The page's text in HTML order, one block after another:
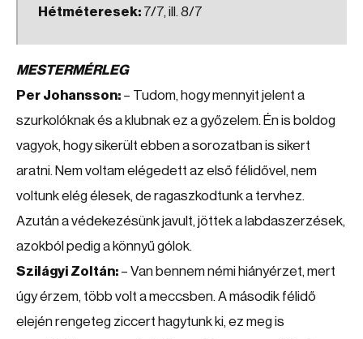
Hétméteresek: 7/7, ill. 8/7
MESTERMÉRLEG
Per Johansson: – Tudom, hogy mennyit jelent a
szurkolóknak és a klubnak ez a győzelem. Én is boldog
vagyok, hogy sikerült ebben a sorozatban is sikert
aratni. Nem voltam elégedett az első félidővel, nem
voltunk elég élesek, de ragaszkodtunk a tervhez.
Azután a védekezésünk javult, jöttek a labdaszerzések,
azokból pedig a könnyű gólok.
Szilágyi Zoltán: – Van bennem némi hiányérzet, mert
úgy érzem, több volt a meccsben. A második félidő
elején rengeteg ziccert hagytunk ki, ez meg is